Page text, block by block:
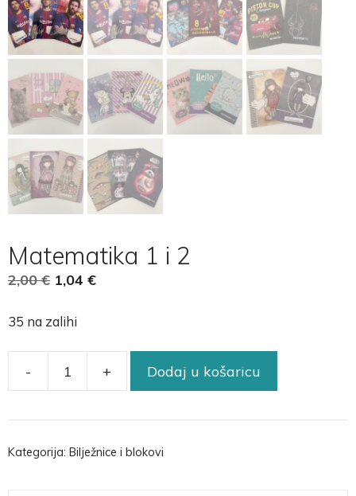
Matematika 1 i 2
2,00€ 1,04 €
35 na zalihi
- + Dodaj u košaricu
Kategorija: Bilježnice i blokovi